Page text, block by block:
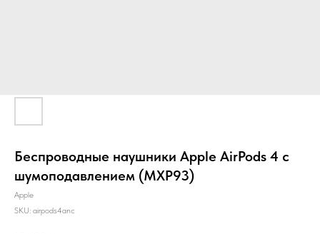
Беспроводные наушники Apple AirPods 4 c
шумоподавлением (MXP93)
Apple
SKU: airpods4anc